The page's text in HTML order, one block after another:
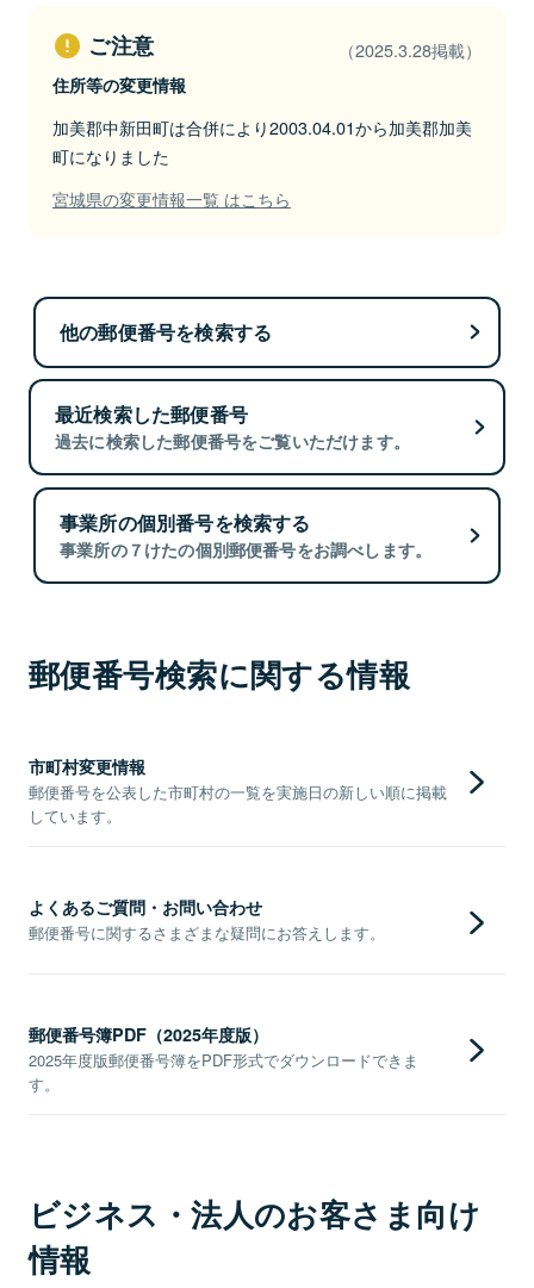
ご注意 （2025.3.28掲載）
住所等の変更情報
加美郡中新田町は合併により2003.04.01から加美郡加美
町になりました
宮城県の変更情報一覧 はこちら
他の郵便番号を検索する
最近検索した郵便番号
過去に検索した郵便番号をご覧いただけます。
事業所の個別番号を検索する
事業所の７けたの個別郵便番号をお調べします。
郵便番号検索に関する情報
市町村変更情報
郵便番号を公表した市町村の一覧を実施日の新しい順に掲載
しています。
よくあるご質問・お問い合わせ
郵便番号に関するさまざまな疑問にお答えします。
郵便番号簿PDF（2025年度版）
2025年度版郵便番号簿をPDF形式でダウンロードできま
す。
ビジネス・法人のお客さま向け
情報